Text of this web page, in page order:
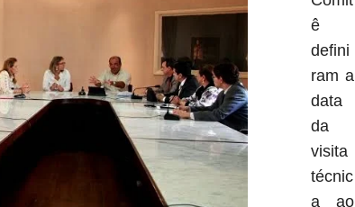
ê
defini
ram a
data
da
visita
técnic
a ao